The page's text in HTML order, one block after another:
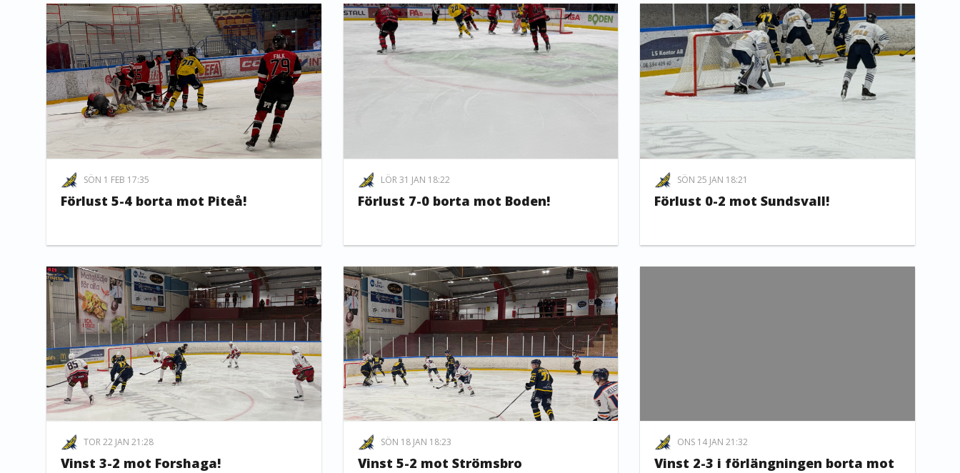
SÖN 1 FEB 17:35
Förlust 5-4 borta mot Piteå!
LÖR 31 JAN 18:22
Förlust 7-0 borta mot Boden!
SÖN 25 JAN 18:21
Förlust 0-2 mot Sundsvall!
TOR 22 JAN 21:28
Vinst 3-2 mot Forshaga!
SÖN 18 JAN 18:23
Vinst 5-2 mot Strömsbro
ONS 14 JAN 21:32
Vinst 2-3 i förlängningen borta mot